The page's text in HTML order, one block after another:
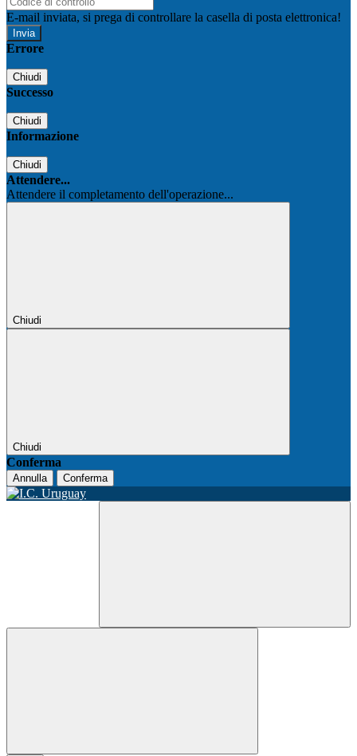
E-mail inviata, si prega di controllare la casella di posta elettronica!
Errore
Chiudi
Successo
Chiudi
Informazione
Chiudi
Attendere...
Attendere il completamento dell'operazione...
Chiudi
Chiudi
Conferma
Annulla Conferma